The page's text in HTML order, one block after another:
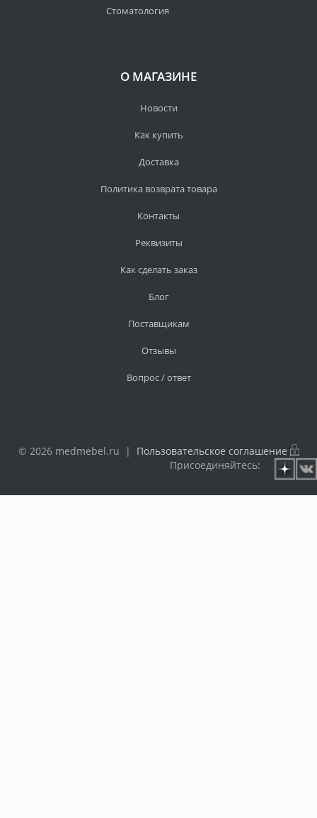
Стоматология
О МАГАЗИНЕ
Новости
Как купить
Доставка
Политика возврата товара
Контакты
Реквизиты
Как сделать заказ
Блог
Поставщикам
Отзывы
Вопрос / ответ
© 2026 medmebel.ru | Пользовательское соглашение
Присоединяйтесь: